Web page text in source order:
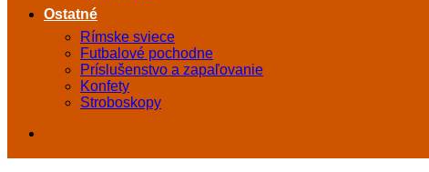
Ostatné
Rímske sviece
Futbalové pochodne
Príslušenstvo a zapaľovanie
Konfety
Stroboskopy